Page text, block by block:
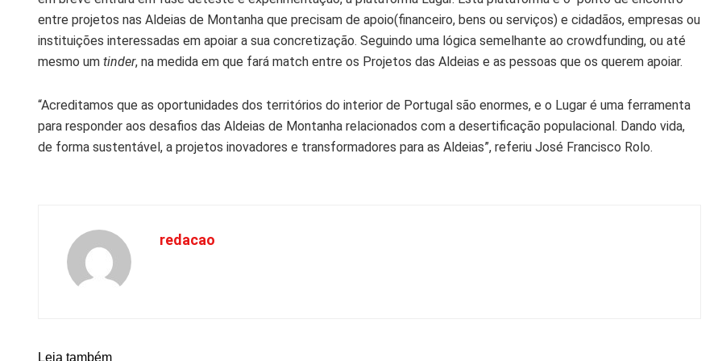
entre projetos nas Aldeias de Montanha que precisam de apoio(financeiro, bens ou serviços) e cidadãos, empresas ou
instituições interessadas em apoiar a sua concretização. Seguindo uma lógica semelhante ao crowdfunding, ou até
mesmo um tinder, na medida em que fará match entre os Projetos das Aldeias e as pessoas que os querem apoiar.
“Acreditamos que as oportunidades dos territórios do interior de Portugal são enormes, e o Lugar é uma ferramenta
para responder aos desafios das Aldeias de Montanha relacionados com a desertificação populacional. Dando vida,
de forma sustentável, a projetos inovadores e transformadores para as Aldeias”, referiu José Francisco Rolo.
redacao
Leia também